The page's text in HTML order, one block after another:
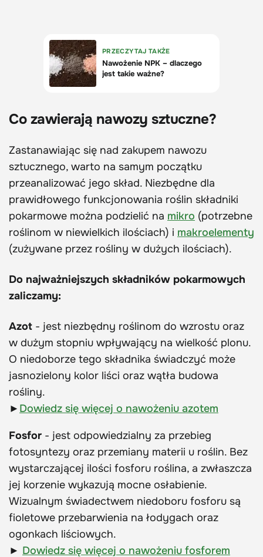
Co zawierają nawozy sztuczne?
Zastanawiając się nad zakupem nawozu
sztucznego, warto na samym początku
przeanalizować jego skład. Niezbędne dla
prawidłowego funkcjonowania roślin składniki
pokarmowe można podzielić na mikro (potrzebne
roślinom w niewielkich ilościach) i makroelementy
(zużywane przez rośliny w dużych ilościach).
Do najważniejszych składników pokarmowych
zaliczamy:
Azot - jest niezbędny roślinom do wzrostu oraz
w dużym stopniu wpływający na wielkość plonu.
O niedoborze tego składnika świadczyć może
jasnozielony kolor liści oraz wątła budowa
rośliny.
► Dowiedz się więcej o nawożeniu azotem
Fosfor - jest odpowiedzialny za przebieg
fotosyntezy oraz przemiany materii u roślin. Bez
wystarczającej ilości fosforu roślina, a zwłaszcza
jej korzenie wykazują mocne osłabienie.
Wizualnym świadectwem niedoboru fosforu są
fioletowe przebarwienia na łodygach oraz
ogonkach liściowych.
► Dowiedz się więcej o nawożeniu fosforem